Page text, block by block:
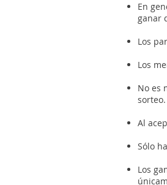
En
ganar
Los
Los
No es
sorteo.
Al
Sólo
Los